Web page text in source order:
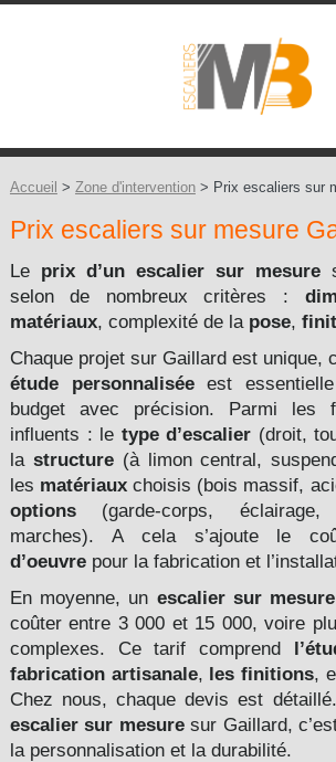
NOS ATOUTS
NOS GAMMES
Les Classiques +
Les Contemporains
Les Balustrades +
Les Extérieures
Les Design +
CONSEILS
Accueil > Zone d'intervention> Prix escaliers sur
Prix escaliers sur mesure
Le prix d’un escalier sur mesure
selon de nombreux critères :
matériaux, complexité de la pose,
Chaque projet sur Gaillard est unique,
étude personnaliséeest
budget avec précision. Parmi les
influents : le type d’escalier (droit,
la structure(à limon central,
les matériaux choisis (bois massif,
options(garde-corps, éclairage,
marches). A cela s’ajoute le
d’oeuvrepour la fabrication et
En moyenne, un escalier sur mesure
coûter entre 3 000 et 15 000, voire
complexes. Ce tarif comprend
fabrication artisanale, les finitions,
Chez nous, chaque devis est
escalier sur mesuresur Gaillard,
la personnalisation et la durabilité.